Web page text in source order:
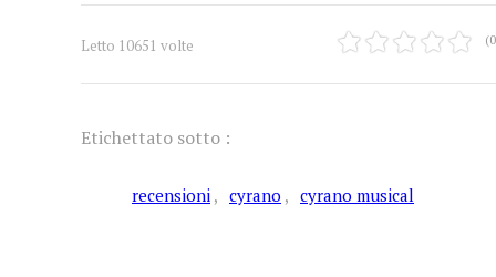
Letto 10651 volte
Etichettato sotto :
recensioni cyrano cyrano musical